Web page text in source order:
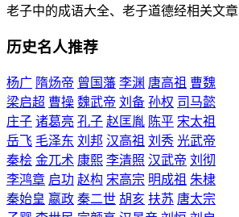
老子中的成语大全、老子道德经相关文章
历史名人推荐
杨广 隋炀帝 曾国藩 李渊 唐高祖 曹魏
梁启超 曹操 魏武帝 刘备 孙权 司马懿
庄子 诸葛亮 孔子 赵匡胤 陈平 宋太祖
岳飞 毛泽东 刘邦 汉高祖 刘秀 光武帝
秦桧 金兀术 康熙 李清照 汉武帝 刘彻
李鸿章 启功 赵构 宋高宗 明成祖 朱棣
秦始皇 嬴政 秦二世 胡亥 扶苏 唐太宗